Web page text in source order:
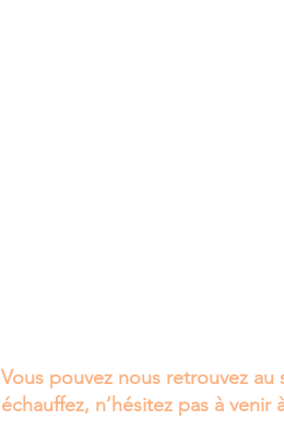
Vous pouvez nous retrouvez
échauffez, n’hésitez pas à venir